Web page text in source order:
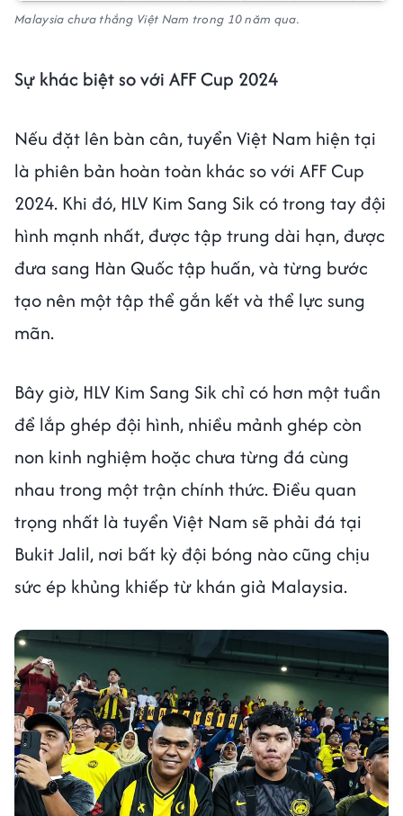
Malaysia chưa thắng Việt Nam trong 10 năm qua.
Sự khác biệt so với AFF Cup 2024
Nếu đặt lên bàn cân, tuyển Việt Nam hiện tại
là phiên bản hoàn toàn khác so với AFF Cup
2024. Khi đó, HLV Kim Sang Sik có trong tay đội
hình mạnh nhất, được tập trung dài hạn, được
đưa sang Hàn Quốc tập huấn, và từng bước
tạo nên một tập thể gắn kết và thể lực sung
mãn.
Bây giờ, HLV Kim Sang Sik chỉ có hơn một tuần
để lắp ghép đội hình, nhiều mảnh ghép còn
non kinh nghiệm hoặc chưa từng đá cùng
nhau trong một trận chính thức. Điều quan
trọng nhất là tuyển Việt Nam sẽ phải đá tại
Bukit Jalil, nơi bất kỳ đội bóng nào cũng chịu
sức ép khủng khiếp từ khán giả Malaysia.